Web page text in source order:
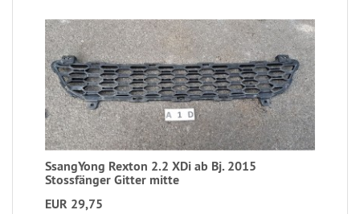
SsangYong Rexton 2.2 XDi ab Bj. 2015
Stossfänger Gitter mitte
EUR 29,75